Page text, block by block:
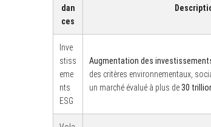
dan
ces
Inve
stiss
eme
nts
ESG
Augmentation des
des critères environnementaux,
un marché évalué à plus de30
S
r
c
f